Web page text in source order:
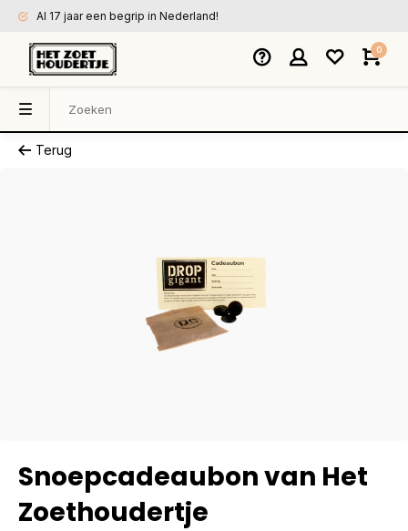
Al 17 jaar een begrip in Nederland!
0
Terug
Snoepcadeaubon van Het
Zoethoudertje